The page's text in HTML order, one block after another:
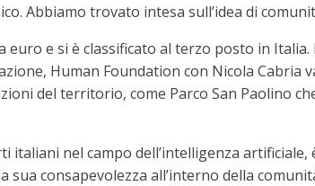
Abbiamo trovato intesa sull’idea di
e si è classificato al terzo posto in
Human Foundation con Nicola Cabria
del territorio, come Parco San Paolino
nel campo dell’intelligenza
sua consapevolezza all’interno della